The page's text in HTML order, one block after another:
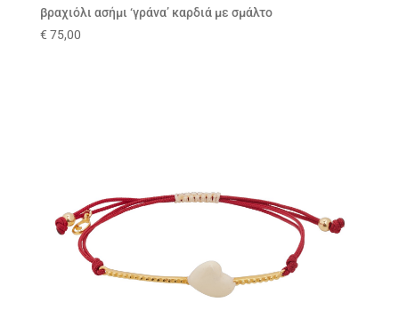
βραχιόλι ασήμι ‘γράνα’ καρδιά με σμάλτο
€ 75,00